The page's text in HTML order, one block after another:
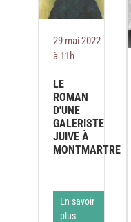
29 mai 2022
à 11h
LE
ROMAN
D'UNE
GALERISTE
JUIVE À
MONTMARTRE
En savoir
plus